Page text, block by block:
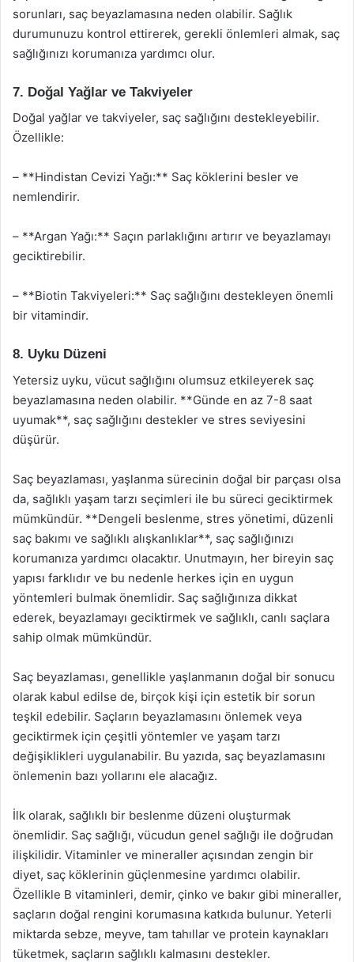
sorunları, saç beyazlamasına neden olabilir. Sağlık
durumunuzu kontrol ettirerek, gerekli önlemleri almak, saç
sağlığınızı korumanıza yardımcı olur.
7. Doğal Yağlar ve Takviyeler
Doğal yağlar ve takviyeler, saç sağlığını destekleyebilir.
Özellikle:
– **Hindistan Cevizi Yağı:** Saç köklerini besler ve
nemlendirir.
– **Argan Yağı:** Saçın parlaklığını artırır ve beyazlamayı
geciktirebilir.
– **Biotin Takviyeleri:** Saç sağlığını destekleyen önemli
bir vitamindir.
8. Uyku Düzeni
Yetersiz uyku, vücut sağlığını olumsuz etkileyerek saç
beyazlamasına neden olabilir. **Günde en az 7-8 saat
uyumak**, saç sağlığını destekler ve stres seviyesini
düşürür.
Saç beyazlaması, yaşlanma sürecinin doğal bir parçası olsa
da, sağlıklı yaşam tarzı seçimleri ile bu süreci geciktirmek
mümkündür. **Dengeli beslenme, stres yönetimi, düzenli
saç bakımı ve sağlıklı alışkanlıklar**, saç sağlığınızı
korumanıza yardımcı olacaktır. Unutmayın, her bireyin saç
yapısı farklıdır ve bu nedenle herkes için en uygun
yöntemleri bulmak önemlidir. Saç sağlığınıza dikkat
ederek, beyazlamayı geciktirmek ve sağlıklı, canlı saçlara
sahip olmak mümkündür.
Saç beyazlaması, genellikle yaşlanmanın doğal bir sonucu
olarak kabul edilse de, birçok kişi için estetik bir sorun
teşkil edebilir. Saçların beyazlamasını önlemek veya
geciktirmek için çeşitli yöntemler ve yaşam tarzı
değişiklikleri uygulanabilir. Bu yazıda, saç beyazlamasını
önlemenin bazı yollarını ele alacağız.
İlk olarak, sağlıklı bir beslenme düzeni oluşturmak
önemlidir. Saç sağlığı, vücudun genel sağlığı ile doğrudan
ilişkilidir. Vitaminler ve mineraller açısından zengin bir
diyet, saç köklerinin güçlenmesine yardımcı olabilir.
Özellikle B vitaminleri, demir, çinko ve bakır gibi mineraller,
saçların doğal rengini korumasına katkıda bulunur. Yeterli
miktarda sebze, meyve, tam tahıllar ve protein kaynakları
tüketmek, saçların sağlıklı kalmasını destekler.